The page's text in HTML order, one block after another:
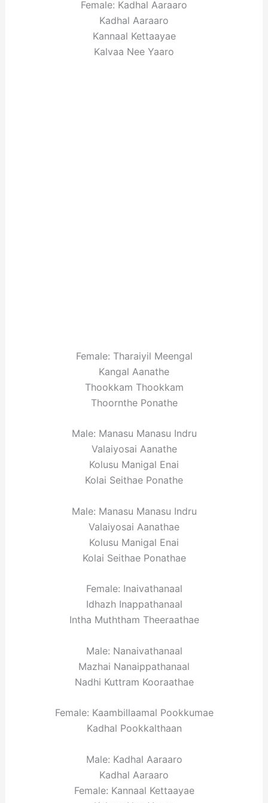
Female: Kadhal Aaraaro
Kadhal Aaraaro
Kannaal Kettaayae
Kalvaa Nee Yaaro
Female: Tharaiyil Meengal
Kangal Aanathe
Thookkam Thookkam
Thoornthe Ponathe
Male: Manasu Manasu Indru
Valaiyosai Aanathe
Kolusu Manigal Enai
Kolai Seithae Ponathe
Male: Manasu Manasu Indru
Valaiyosai Aanathae
Kolusu Manigal Enai
Kolai Seithae Ponathae
Female: Inaivathanaal
Idhazh Inappathanaal
Intha Muththam Theeraathae
Male: Nanaivathanaal
Mazhai Nanaippathanaal
Nadhi Kuttram Kooraathae
Female: Kaambillaamal Pookkumae
Kadhal Pookkalthaan
Male: Kadhal Aaraaro
Kadhal Aaraaro
Female: Kannaal Kettaayae